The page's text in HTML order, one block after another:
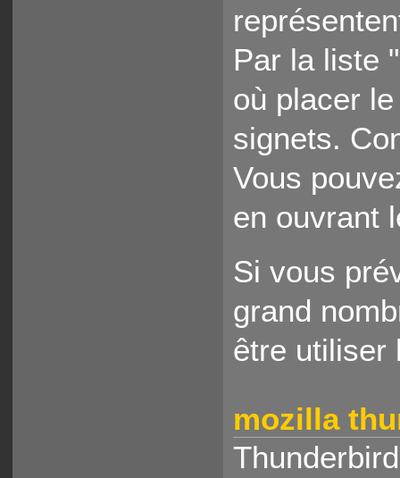
Par la liste
où placer
signets.
Vous
en ouvrant
Si vous
grand
être utiliser
mozilla